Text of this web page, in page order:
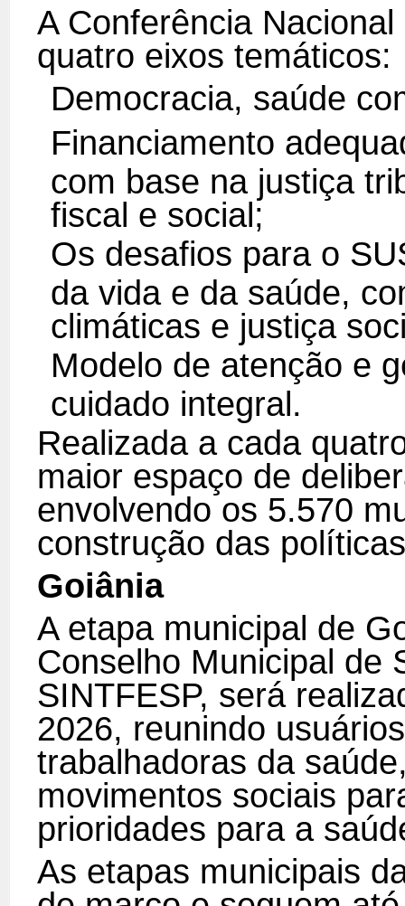
A Conferência
quatro eixos temáticos:
Democracia, saúde
Financiamento
com base na justiça
fiscal e social;
Os desafios para o
da vida e da saúde,
climáticas e justiça
Modelo de atenção e
cuidado integral.
Realizada a cada
maior espaço de
envolvendo os 5.570
construção das
Goiânia
A etapa municipal de
Conselho Municipal de
SINTFESP, será
2026, reunindo
trabalhadoras da
movimentos sociais
prioridades para a
As etapas municipais